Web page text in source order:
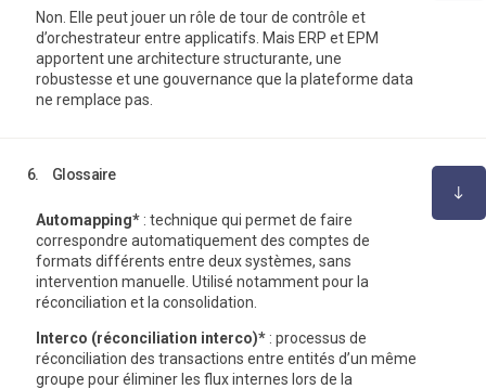
Non. Elle peut jouer un rôle de tour de contrôle et
d’orchestrateur entre applicatifs. Mais ERP et EPM
apportent une architecture structurante, une
robustesse et une gouvernance que la plateforme data
ne remplace pas.
6. Glossaire
Automapping* : technique qui permet de faire
correspondre automatiquement des comptes de
formats différents entre deux systèmes, sans
intervention manuelle. Utilisé notamment pour la
réconciliation et la consolidation.
Interco (réconciliation interco)* : processus de
réconciliation des transactions entre entités d’un même
groupe pour éliminer les flux internes lors de la